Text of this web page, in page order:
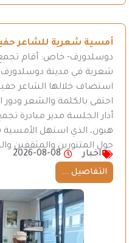
أمسية شعرية للشاعر
دوسلدورف- خاص: أقام تجمع
استضاف خلالها الشاعر
احتفى بالكلمة والشعر ودور
أدار الجلسة مدير مبادرة
هبون، الذي استهل الأمسية
حول المتنورين والمثقفين
اخبار
2026-08-08
التفاصيل ...